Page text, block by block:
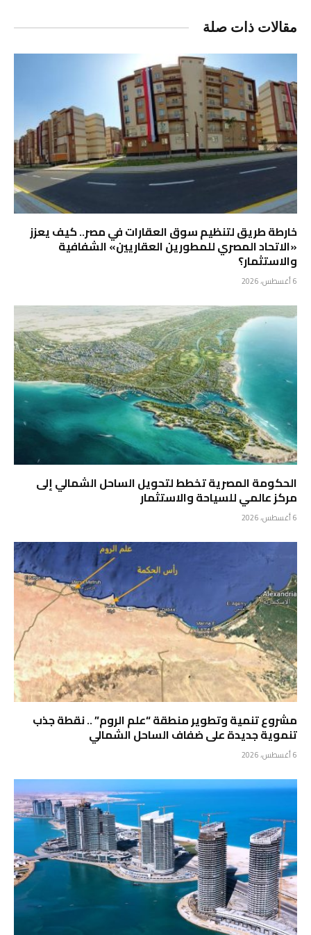
مقالات ذات صلة
خارطة طريق لتنظيم سوق العقارات في مصر.. كيف يعزز
«الاتحاد المصري للمطورين العقاريين» الشفافية
والاستثمار؟
6 أغسطس، 2026
الحكومة المصرية تخطط لتحويل الساحل الشمالي إلى
مركز عالمي للسياحة والاستثمار
6 أغسطس، 2026
مشروع تنمية وتطوير منطقة “علم الروم” .. نقطة جذب
تنموية جديدة على ضفاف الساحل الشمالي
6 أغسطس، 2026